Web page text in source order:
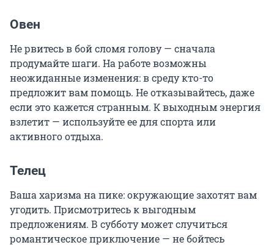
Овен
Не рвитесь в бой сломя голову — сначала
продумайте шаги. На работе возможны
неожиданные изменения: в среду кто-то
предложит вам помощь. Не отказывайтесь, даже
если это кажется странным. К выходным энергия
взлетит — используйте ее для спорта или
активного отдыха.
Телец
Ваша харизма на пике: окружающие захотят вам
угодить. Присмотритесь к выгодным
предложениям. В субботу может случиться
романтическое приключение — не бойтесь